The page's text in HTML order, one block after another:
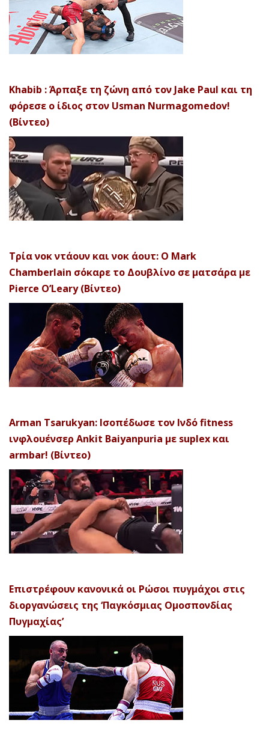
Khabib : Άρπαξε τη ζώνη από τον Jake Paul και τη
φόρεσε ο ίδιος στον Usman Nurmagomedov!
(Βίντεο)
Τρία νοκ ντάουν και νοκ άουτ: Ο Mark
Chamberlain σόκαρε το Δουβλίνο σε ματσάρα με
Pierce O’Leary (Βίντεο)
Arman Tsarukyan: Ισοπέδωσε τον Ινδό fitness
ινφλουένσερ Ankit Baiyanpuria με suplex και
armbar! (Βίντεο)
Επιστρέφουν κανονικά οι Ρώσοι πυγμάχοι στις
διοργανώσεις της ‘Παγκόσμιας Ομοσπονδίας
Πυγμαχίας’